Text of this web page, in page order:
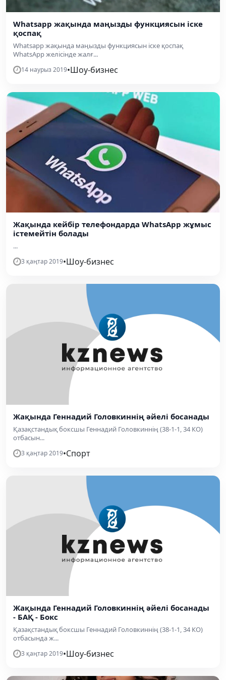
Whatsapp жақында маңызды функциясын іске
қоспақ
Whatsapp жақында маңызды функциясын іске қоспақ
WhatsApp желісінде жалғ...
14 наурыз 2019•Шоу-бизнес
Жақында кейбір телефондарда WhatsApp жұмыс
істемейтін болады
...
3 қаңтар 2019•Шоу-бизнес
Жақында Геннадий Головкиннің әйелі босанады
Қазақстандық боксшы Геннадий Головкиннің (38-1-1, 34 КО)
отбасын...
3 қаңтар 2019•Спорт
Жақында Геннадий Головкиннің әйелі босанады
- БАҚ - Бокс
Қазақстандық боксшы Геннадий Головкиннің (38-1-1, 34 КО)
отбасында ж...
3 қаңтар 2019•Шоу-бизнес